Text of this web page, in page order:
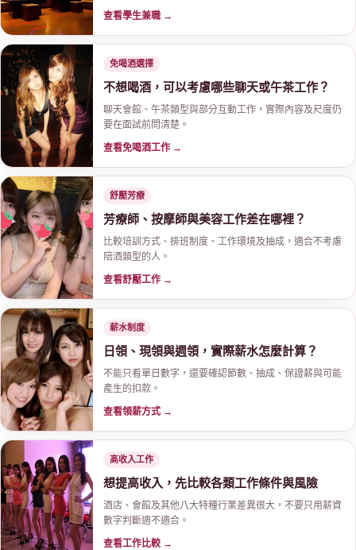
查看學生兼職 →
免喝酒選擇
不想喝酒，可以考慮哪些聊天或午茶工作？
聊天會館、午茶類型與部分互動工作，實際內容及尺度仍
要在面試前問清楚。
查看免喝酒工作 →
舒壓芳療
芳療師、按摩師與美容工作差在哪裡？
比較培訓方式、排班制度、工作環境及抽成，適合不考慮
陪酒類型的人。
查看舒壓工作 →
薪水制度
日領、現領與週領，實際薪水怎麼計算？
不能只看單日數字，還要確認節數、抽成、保證薪與可能
產生的扣款。
查看領薪方式 →
高收入工作
想提高收入，先比較各類工作條件與風險
酒店、會館及其他八大特種行業差異很大，不要只用薪資
數字判斷適不適合。
查看工作比較 →